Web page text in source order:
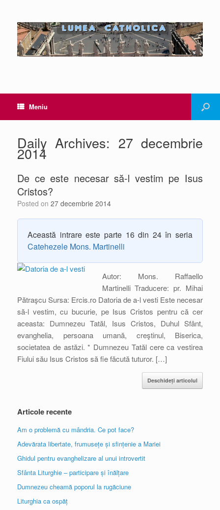
Meniu
Daily Archives: 27 decembrie
2014
De ce este necesar să-l vestim pe Isus
Cristos?
Posted on 27 decembrie 2014
Această intrare este parte 16 din 24 în seria
Catehezele Mons. Martinelli
Autor: Mons. Raffaello
Martinelli Traducere: pr. Mihai
Pătraşcu Sursa: Ercis.ro Datoria de a-l vesti Este necesar
să-l vestim, cu bucurie, pe Isus Cristos pentru că cer
aceasta: Dumnezeu Tatăl, Isus Cristos, Duhul Sfânt,
evanghelia, persoana umană, creştinul, Biserica,
societatea de astăzi. * Dumnezeu Tatăl cere ca vestirea
Fiului său Isus Cristos să fie făcută tuturor. […]
Deschideți articolul
Articole recente
Am o problemă cu mândria. Ce pot face?
Adevărata libertate, frumusețe și sfințenie a Mariei
Ghidul pentru evanghelizare al unui introvertit
Sfânta Liturghie – participare și înălțare
Dumnezeu cheamă poporul la rugăciune
Liturghia ca ospăț